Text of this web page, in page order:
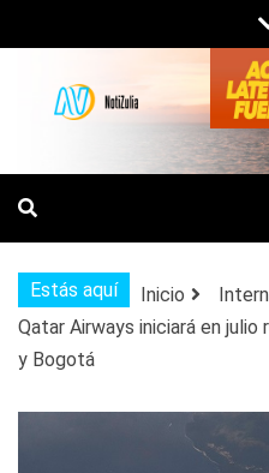
al
contenido
NOTICIAS DEL
DE
Estás aquí Inicio
Qatar Airways iniciará en julio
y Bogotá